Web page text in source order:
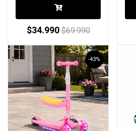
$34.990 $69.990
-43%